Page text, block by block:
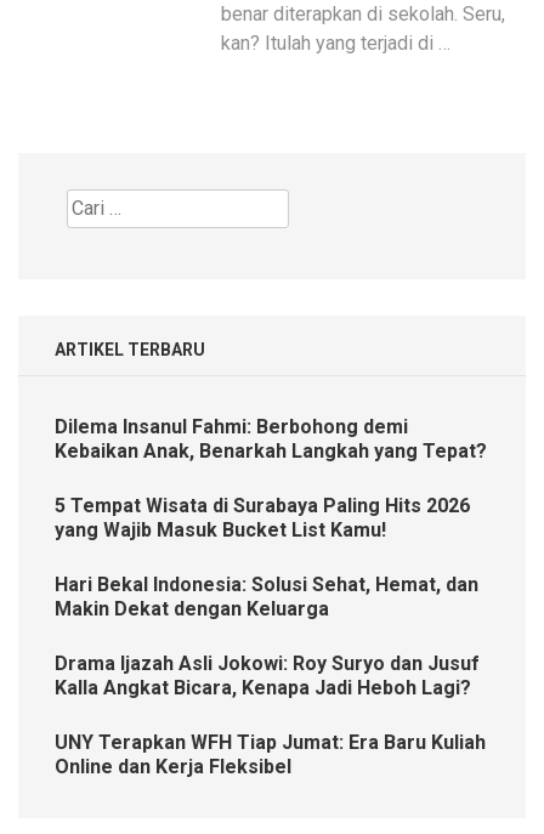
benar diterapkan di sekolah. Seru,
kan? Itulah yang terjadi di …
Cari
untuk:
ARTIKEL TERBARU
Dilema Insanul Fahmi: Berbohong demi
Kebaikan Anak, Benarkah Langkah yang Tepat?
5 Tempat Wisata di Surabaya Paling Hits 2026
yang Wajib Masuk Bucket List Kamu!
Hari Bekal Indonesia: Solusi Sehat, Hemat, dan
Makin Dekat dengan Keluarga
Drama Ijazah Asli Jokowi: Roy Suryo dan Jusuf
Kalla Angkat Bicara, Kenapa Jadi Heboh Lagi?
UNY Terapkan WFH Tiap Jumat: Era Baru Kuliah
Online dan Kerja Fleksibel